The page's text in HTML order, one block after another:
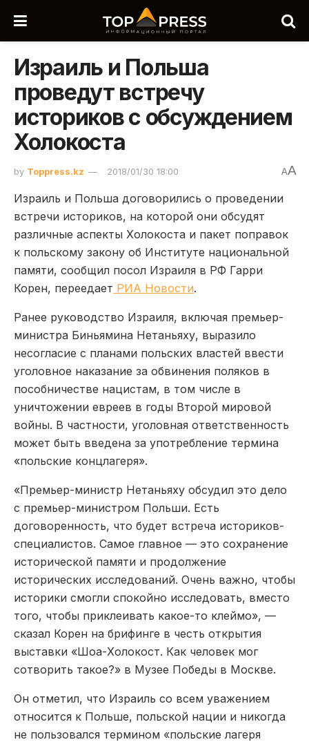
Израиль и Польша
проведут встречу
историков с обсуждением
Холокоста
by Toppress.kz 2018/01/30 18:00 AA
Израиль и Польша договорились о проведении
встречи историков, на которой они обсудят
различные аспекты Холокоста и пакет поправок
к польскому закону об Институте национальной
памяти, сообщил посол Израиля в РФ Гарри
Корен, переедает РИА Новости.
Ранее руководство Израиля, включая премьер-
министра Биньямина Нетаньяху, выразило
несогласие с планами польских властей ввести
уголовное наказание за обвинения поляков в
пособничестве нацистам, в том числе в
уничтожении евреев в годы Второй мировой
войны. В частности, уголовная ответственность
может быть введена за употребление термина
«польские концлагеря».
«Премьер-министр Нетаньяху обсудил это дело
с премьер-министром Польши. Есть
договоренность, что будет встреча историков-
специалистов. Самое главное — это сохранение
исторической памяти и продолжение
исторических исследований. Очень важно, чтобы
историки смогли спокойно исследовать, вместо
того, чтобы приклеивать какое-то клеймо», —
сказал Корен на брифинге в честь открытия
выставки «Шоа-Холокост. Как человек мог
сотворить такое?» в Музее Победы в Москве.
Он отметил, что Израиль со всем уважением
относится к Польше, польской нации и никогда
не пользовался термином «польские лагеря